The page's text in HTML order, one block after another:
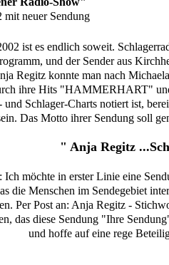
mit neuer Sendung
ist es endlich soweit.
und der Sender aus
Regitz konnte man nach
ihre Hits "HAMMERHART"
und Schlager-Charts notiert ist,
Das Motto ihrer Sendung soll
" Anja Regitz
Ich möchte in erster Linie eine
die Menschen im Sendegebiet
Per Post an: Anja Regitz -
das diese Sendung "Ihre
und hoffe auf eine rege